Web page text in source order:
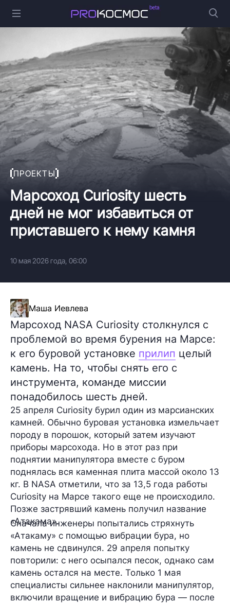
ПРОЕКТЫ
Марсоход Curiosity шесть
дней не мог избавиться от
приставшего к нему камня
10 мая 2026 года, 06:00
Маша Иевлева
Марсоход NASA Curiosity столкнулся с
проблемой во время бурения на Марсе:
к его буровой установке прилип целый
камень. На то, чтобы снять его с
инструмента, команде миссии
понадобилось шесть дней.
25 апреля Curiosity бурил один из марсианских
камней. Обычно буровая установка измельчает
породу в порошок, который затем изучают
приборы марсохода. Но в этот раз при
поднятии манипулятора вместе с буром
поднялась вся каменная плита массой около 13
кг. В NASA отметили, что за 13,5 года работы
Curiosity на Марсе такого еще не происходило.
Позже застрявший камень получил название
«Атакама».
Сначала инженеры попытались стряхнуть
«Атакаму» с помощью вибрации бура, но
камень не сдвинулся. 29 апреля попытку
повторили: с него осыпался песок, однако сам
камень остался на месте. Только 1 мая
специалисты сильнее наклонили манипулятор,
включили вращение и вибрацию бура — после